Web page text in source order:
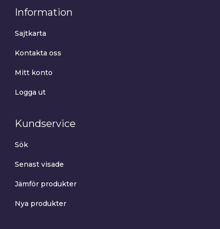
Information
Sajtkarta
Kontakta oss
Mitt konto
Logga ut
Kundservice
Sök
Senast visade
Jämför produkter
Nya produkter